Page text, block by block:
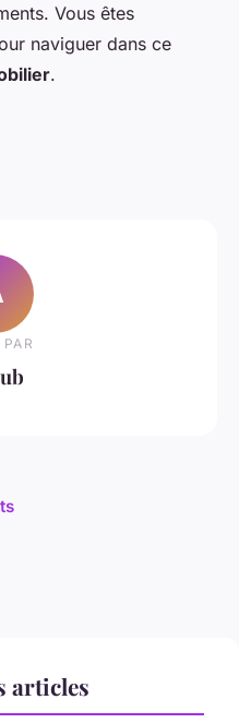
Vous êtes
naviguer dans ce
.
articles